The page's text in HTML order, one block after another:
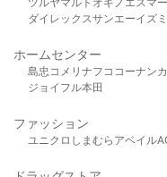
ダイレックスサンエーイズ
ホームセンター
島忠 コメリ ナフコ コーナン
ジョイフル本田
ファッション
ユニクロ しまむら アベイル